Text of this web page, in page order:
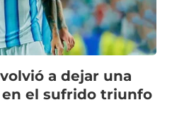
a dejar una
el sufrido triunfo